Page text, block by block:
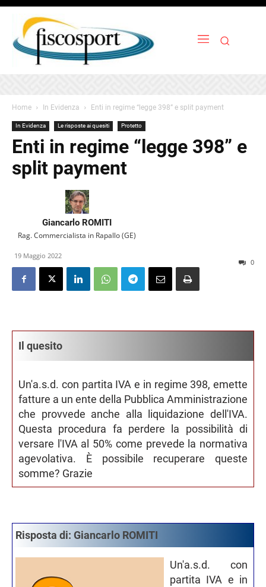
Home In Evidenza Enti in regime “legge 398” e split payment
In Evidenza Le risposte ai quesiti Protetto
Enti in regime “legge 398” e
split payment
Giancarlo ROMITI
Rag. Commercialista in Rapallo (GE)
19 Maggio 2022
0
Il quesito
Un'a.s.d. con partita IVA e in regime 398, emette
fatture a un ente della Pubblica Amministrazione
che provvede anche alla liquidazione dell'IVA.
Questa procedura fa perdere la possibilità di
versare l'IVA al 50% come prevede la normativa
agevolativa. È possibile recuperare queste
somme? Grazie
Risposta di: Giancarlo ROMITI
Un'a.s.d. con
partita IVA e in